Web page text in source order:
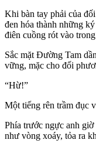
Khi bàn tay phải của
đen hóa thành những
điên cuồng rót vào
Sắc mặt Đường Tam
vững, mặc cho đối
“Hừ!”
Một tiếng rên trầm đục
Phía trước ngực anh
như vòng xoáy, tỏa ra